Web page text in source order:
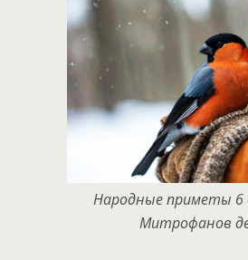
Народные приметы 6
Митрофанов